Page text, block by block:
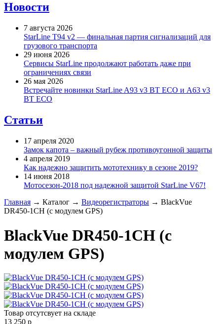
Новости
7 августа 2026
StarLine T94 v2 — финальная партия сигнализаций для
грузового транспорта
29 июня 2026
Сервисы StarLine продолжают работать даже при
ограничениях связи
26 мая 2026
Встречайте новинки StarLine A93 v3 BT ECO и A63 v3
BT ECO
Статьи
17 апреля 2020
Замок капота – важный рубеж противоугонной защиты
4 апреля 2019
Как надежно защитить мототехнику в сезоне 2019?
14 июня 2018
Мотосезон-2018 под надежной защитой StarLine V67!
Главная → Каталог → Видеорегистраторы → BlackVue
DR450-1CH (с модулем GPS)
BlackVue DR450-1CH (с
модулем GPS)
Товар отсутсвует на складе
13 250 p